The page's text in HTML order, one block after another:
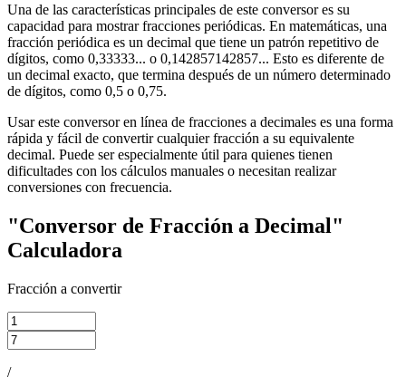
Una de las características principales de este conversor es su
capacidad para mostrar fracciones periódicas. En matemáticas, una
fracción periódica es un decimal que tiene un patrón repetitivo de
dígitos, como 0,33333... o 0,142857142857... Esto es diferente de
un decimal exacto, que termina después de un número determinado
de dígitos, como 0,5 o 0,75.
Usar este conversor en línea de fracciones a decimales es una forma
rápida y fácil de convertir cualquier fracción a su equivalente
decimal. Puede ser especialmente útil para quienes tienen
dificultades con los cálculos manuales o necesitan realizar
conversiones con frecuencia.
"Conversor de Fracción a Decimal"
Calculadora
Fracción a convertir
/